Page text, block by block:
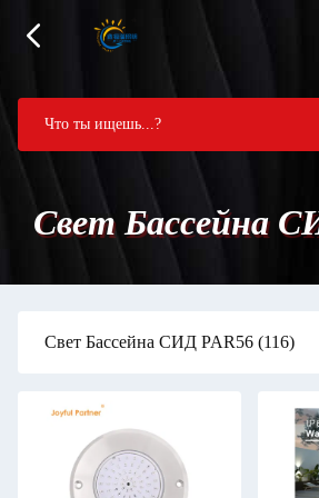
Свет Бассейна
Свет Бассейна СИД PAR56 (116)